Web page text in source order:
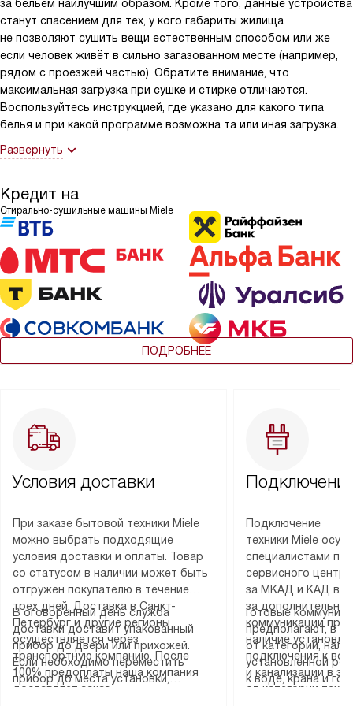
за бельём наилучшим образом. Кроме того, данные устройства
станут спасением для тех, у кого габариты жилища
не позволяют сушить вещи естественным способом или же
если человек живёт в сильно загазованном месте (например,
рядом с проезжей частью). Обратите внимание, что
максимальная загрузка при сушке и стирке отличаются.
Воспользуйтесь инструкцией, где указано для какого типа
белья и при какой программе возможна та или иная загрузка.
Развернуть
Кредит на
Стирально-сушильные машины Miele
ПОДРОБНЕЕ
Условия доставки
При заказе бытовой техники Miele
можно выбрать подходящие
условия доставки и оплаты. Товар
со статусом в наличии может быть
отгружен покупателю в течение
трех дней. Доставка в Санкт-
Петербург и другие регионы
осуществляется через
транспортную компанию. После
100% предоплаты наша компания
доставляет заказ
В оговоренный день служба
доставки доставит упакованный
прибор до двери или прихожей.
Если необходимо переместить
прибор до места установки,
Подключение
техники Miele
специалистами
сервисного
за МКАД и КАД
за
коммуникации
наличие
подключения к
и канализации в
от категории
Готовые
предполагают, в
от категории,
установленной
к воде, крана и